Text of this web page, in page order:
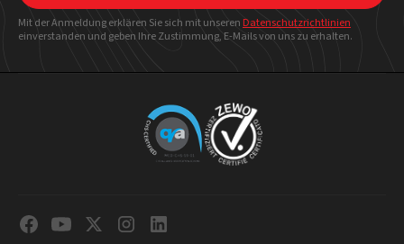
Mit der Anmeldung erklären Sie sich mit unseren Datenschutzrichtlinien
einverstanden und geben Ihre Zustimmung, E-Mails von uns zu erhalten.